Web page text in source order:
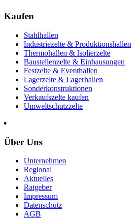
Kaufen
Stahlhallen
Industriezelte & Produktionshallen
Thermohallen & Isolierzelte
Baustellenzelte & Einhausungen
Festzelte & Eventhallen
Lagerzelte & Lagerhallen
Sonderkonstruktionen
Verkaufszelte kaufen
Umweltschutzzelte
Über Uns
Unternehmen
Regional
Aktuelles
Ratgeber
Impressum
Datenschutz
AGB